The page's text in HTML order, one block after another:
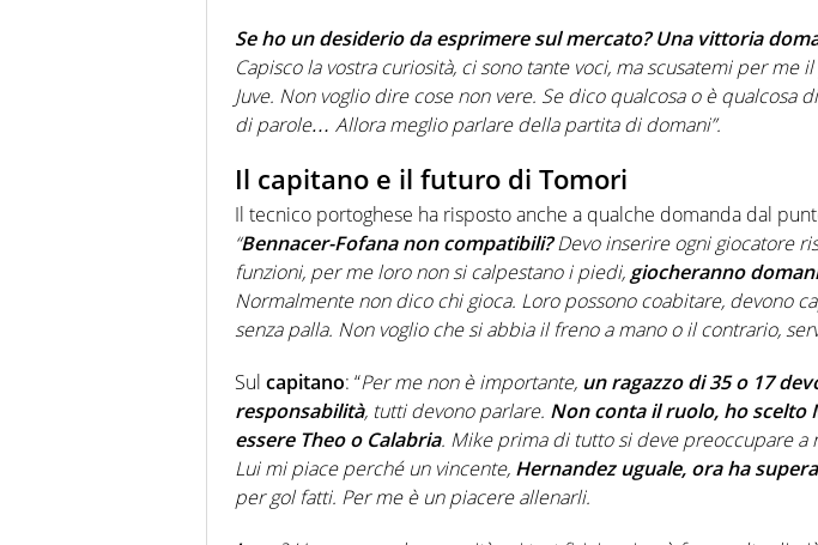
Se ho un desiderio da esprimere sul mercato? Una vittoria
Capisco la vostra curiosità, ci sono tante voci, ma scusatemi per me
Juve. Non voglio dire cose non vere. Se dico qualcosa o è qualcosa
di parole… Allora meglio parlare della partita di domani”.
Il capitano e il futuro di Tomori
Il tecnico portoghese ha risposto anche a qualche domanda dal
“Bennacer-Fofana non compatibili?Devo inserire ogni giocatore
funzioni, per me loro non si calpestano i piedi, giocheranno
Normalmente non dico chi gioca. Loro possono coabitare, devono
senza palla. Non voglio che si abbia il freno a mano o il contrario,
Sul capitano: “Per me non è importante, un ragazzo di 35 o 17
responsabilità, tutti devono parlare. Non conta il ruolo, ho scelto
essere Theo o Calabria. Mike prima di tutto si deve preoccupare a
Lui mi piace perché un vincente, Hernandez uguale, ora ha
per gol fatti. Per me è un piacere allenarli.